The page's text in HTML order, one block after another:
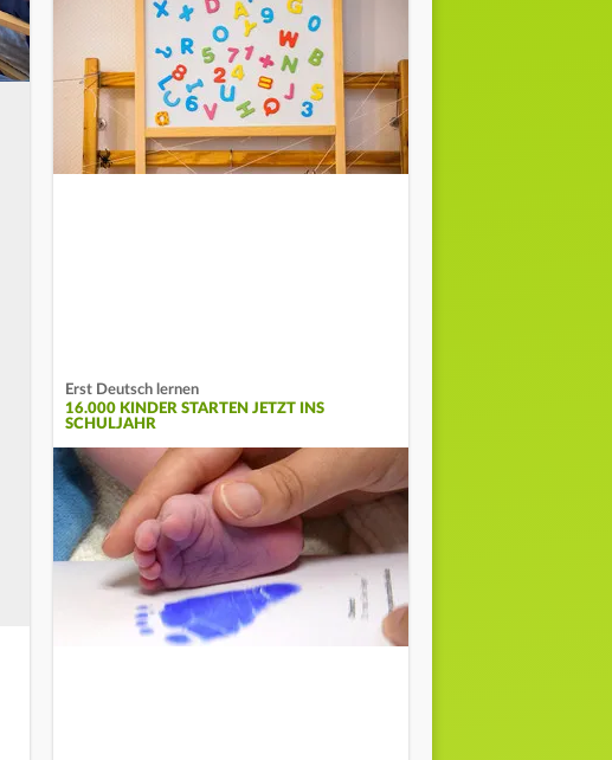
Erst Deutsch lernen
16.000 KINDER STARTEN JETZT INS
SCHULJAHR